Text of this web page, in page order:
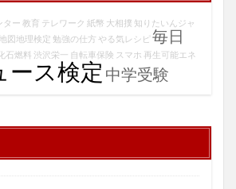
ター 教育 テレワーク 紙幣 大相撲 知りたいんジャ
地図地理検定 勉強の仕方 やる気レシピ 毎日
石燃料 渋沢栄一 自転車保険 スマホ 再生可能エネ
ース検定 中学受験